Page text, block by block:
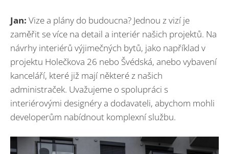
Jan: Vize a plány do budoucna? Jednou z vizí je
zaměřit se více na detail a interiér našich projektů. Na
návrhy interiérů výjimečných bytů, jako například v
projektu Holečkova 26 nebo Švédská, anebo vybavení
kanceláří, které již mají některé z našich
administraček. Uvažujeme o spolupráci s
interiérovými designéry a dodavateli, abychom mohli
developerům nabídnout komplexní službu.